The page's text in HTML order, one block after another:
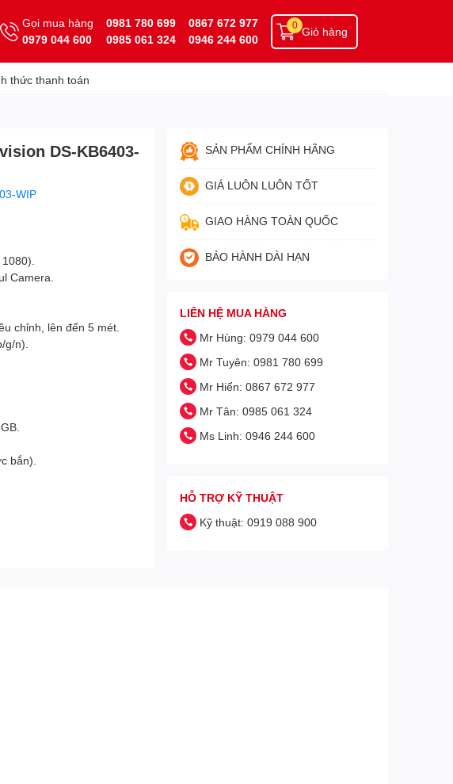
Gọi mua hàng
0979 044 600
0981 780 699
0985 061 324
0867 672 977
0946 244 600
Giỏ hàng
0
thức thanh toán
DS-KB6403-
WIP
Camera.
chỉnh, lên đến 5 mét.
g/n).
bắn).
SẢN PHẨM CHÍNH HÃNG
GIÁ LUÔN LUÔN TỐT
GIAO HÀNG TOÀN QUỐC
BẢO HÀNH DÀI HẠN
LIÊN HỆ MUA HÀNG
Mr Hùng: 0979 044 600
Mr Tuyên: 0981 780 699
Mr Hiển: 0867 672 977
Mr Tân: 0985 061 324
Ms Linh: 0946 244 600
HỖ TRỢ KỸ THUẬT
Kỹ thuật: 0919 088 900